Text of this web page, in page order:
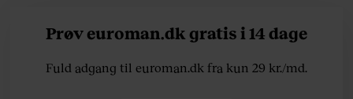
Prøv euroman.dk gratis i 14 dage
Fuld adgang til euroman.dk fra kun 29 kr./md.